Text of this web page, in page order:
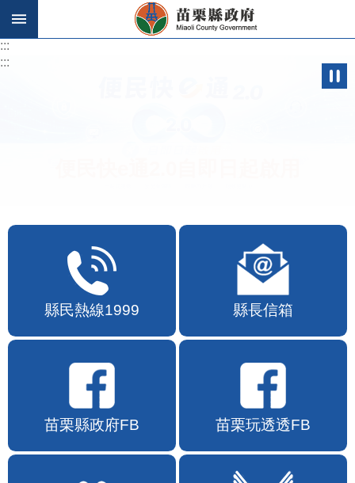
跳到主要內容區塊
:::
:::
縣民熱線1999 縣長信箱
苗栗縣政府FB 苗栗玩透透FB